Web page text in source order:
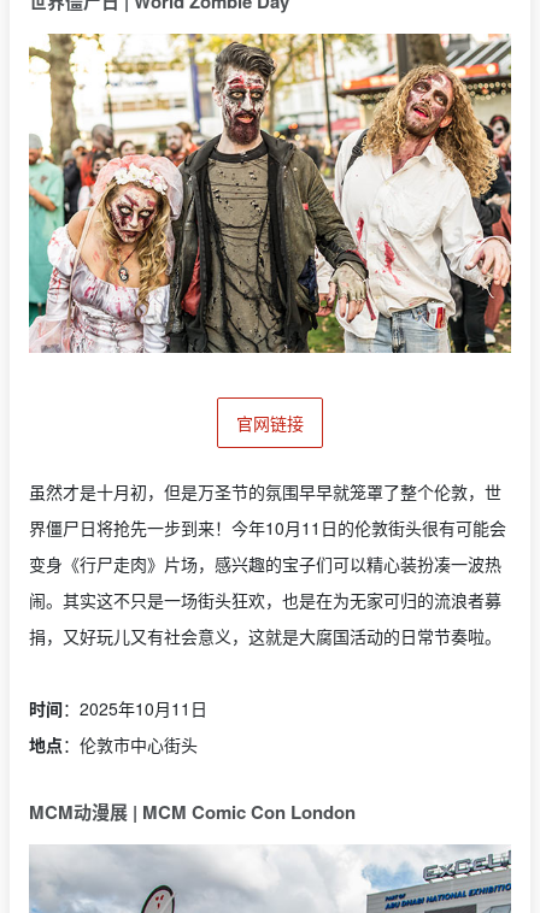
官网链接
虽然才是十月初，但是万圣节的氛围早早就笼罩了整个伦敦，世
界僵尸日将抢先一步到来！今年10月11日的伦敦街头很有可能会
变身《行尸走肉》片场，感兴趣的宝子们可以精心装扮凑一波热
闹。其实这不只是一场街头狂欢，也是在为无家可归的流浪者募
捐，又好玩儿又有社会意义，这就是大腐国活动的日常节奏啦。
时间：2025年10月11日
地点：伦敦市中心街头
MCM动漫展 | MCM Comic Con London